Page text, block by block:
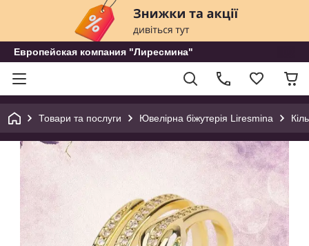
Европейская компания "Лиресмина"
Товари та послуги Ювелірна біжутерія Liresmina